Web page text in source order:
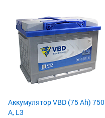
Аккумулятор VBD (75 Ah) 750
А, L3